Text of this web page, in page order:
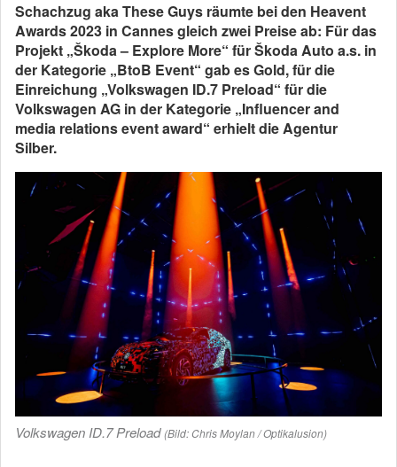
Schachzug aka These Guys räumte bei den Heavent
Awards 2023 in Cannes gleich zwei Preise ab: Für das
Projekt „Škoda – Explore More“ für Škoda Auto a.s. in
der Kategorie „BtoB Event“ gab es Gold, fürdie
Einreichung „Volkswagen ID.7 Preload“ für die
Volkswagen AG in der Kategorie „Influencer and
media relations event award“ erhielt die Agentur
Silber.
Volkswagen ID.7 Preload (Bild: Chris Moylan / Optikalusion)